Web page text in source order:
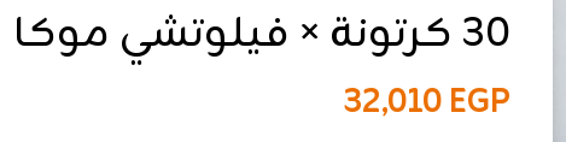
30 كرتونة × فيلوتشي موكا
32,010EGP